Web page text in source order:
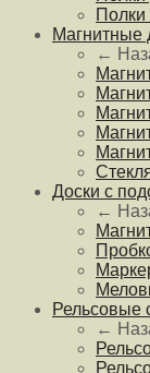
Полки
Магнитные
←
Доски с
←
Рельсовые
←